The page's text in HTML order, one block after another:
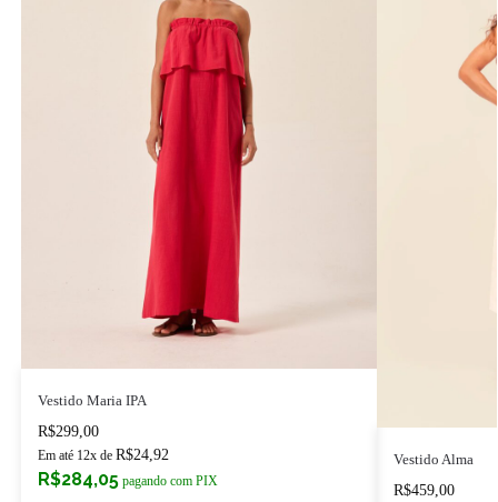
Vestido Maria IPA
R$299,00
Em até 12x de R$24,92
R$284,05 pagando com PIX
Vestido Alma
R$459,00